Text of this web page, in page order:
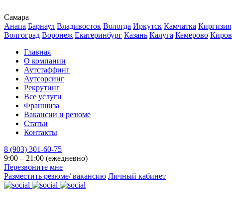
Самара
Анапа Барнаул Владивосток Вологда Иркутск Камчатка Киргизия
Волгоград Воронеж Екатеринбург Казань Калуга Кемерово Киров
Главная
О компании
Аутстаффинг
Аутсорсинг
Рекрутинг
Все услуги
Франшиза
Вакансии и резюме
Статьи
Контакты
8 (903) 301-60-75
9:00 – 21:00 (ежедневно)
Перезвоните мне
Разместить резюме/ вакансию Личный кабинет